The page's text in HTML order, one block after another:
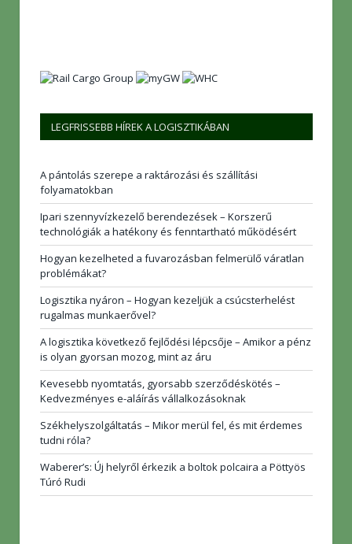
LEGFRISSEBB HÍREK A LOGISZTIKÁBAN
A pántolás szerepe a raktározási és szállítási
folyamatokban
Ipari szennyvízkezelő berendezések – Korszerű
technológiák a hatékony és fenntartható működésért
Hogyan kezelheted a fuvarozásban felmerülő váratlan
problémákat?
Logisztika nyáron – Hogyan kezeljük a csúcsterhelést
rugalmas munkaerővel?
A logisztika következő fejlődési lépcsője – Amikor a pénz
is olyan gyorsan mozog, mint az áru
Kevesebb nyomtatás, gyorsabb szerződéskötés –
Kedvezményes e-aláírás vállalkozásoknak
Székhelyszolgáltatás – Mikor merül fel, és mit érdemes
tudni róla?
Waberer’s: Új helyről érkezik a boltok polcaira a Pöttyös
Túró Rudi